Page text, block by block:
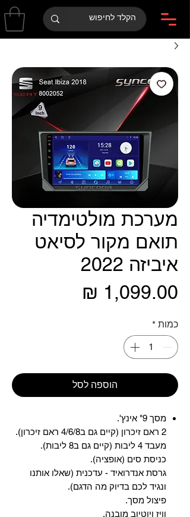
מערכת מולטימדיה
תואם מקור לסיאט
איביזה 2022
כמות *
הוספה לסל
מסך 9" אינץ'.
2 ראם זיכרון (קיים גם ב4/6/8 ראם זיכרון).
מעבד 4 ליבות (קיים גם ב8 ליבות).
כניסת סים (אופציה).
גרסת אנדרואיד - עדכנית (שאלו אותנו
ונגיד לכם בדיוק מה הדגם).
פיצול מסך.
וויז ויוטיוב מובנה.